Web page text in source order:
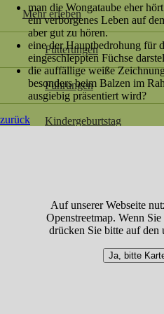
Mehr erleben
Fütterungen
Führungen
Kindergeburtstag
Zooschule
man die Wongataube eher
ein verborgenes Leben auf
aber gut zu hören.
eine der Hauptbedrohung für
eingeschleppten Füchse
die auffällige weiße
besonders beim Balzen im
ausgiebig präsentiert wird?
zurück
Auf unserer Webseite
Openstreetmap. Wenn
drücken Sie bitte auf den
Ja, bitte